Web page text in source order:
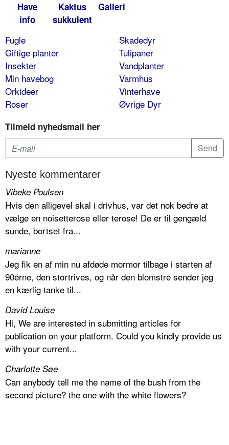
Have
info
Kaktus
sukkulent
Galleri
Fugle
Giftige planter
Insekter
Min havebog
Orkideer
Roser
Skadedyr
Tulipaner
Vandplanter
Varmhus
Vinterhave
Øvrige Dyr
Tilmeld nyhedsmail her
Nyeste kommentarer
Vibeke Poulsen
Hvis den alligevel skal i drivhus, var det nok bedre at
vælge en noisetterose eller terose! De er til gengæld
sunde, bortset fra...
marianne
Jeg fik en af min nu afdøde mormor tilbage i starten af
90érne, den stortrives, og når den blomstre sender jeg
en kærlig tanke til...
David Louise
Hi, We are interested in submitting articles for
publication on your platform. Could you kindly provide us
with your current...
Charlotte Søe
Can anybody tell me the name of the bush from the
second picture? the one with the white flowers?